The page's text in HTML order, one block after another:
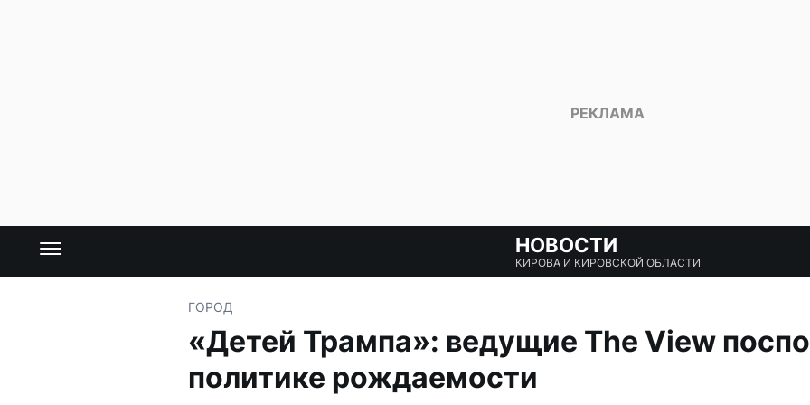
НОВОСТИ
КИРОВА И КИРОВСКОЙ ОБЛАСТИ
ГОРОД
«Детей Трампа»: ведущие The View
политике рождаемости